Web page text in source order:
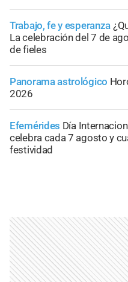
Trabajo, fe y esperanza
La celebración del 7 de
de fieles
Panorama astrológico
2026
Efemérides Día
celebra cada 7 agosto y
festividad